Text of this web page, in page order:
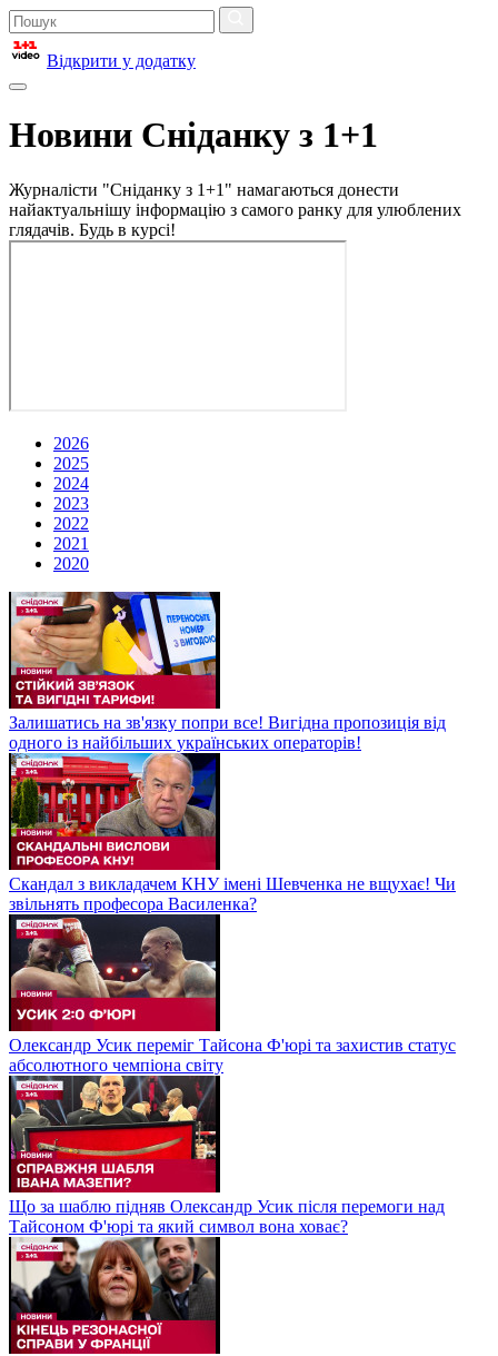
Відкрити у додатку
Новини Сніданку з 1+1
Журналісти "Сніданку з 1+1" намагаються донести
найактуальнішу інформацію з самого ранку для улюблених
глядачів. Будь в курсі!
2026
2025
2024
2023
2022
2021
2020
Залишатись на зв'язку попри все! Вигідна пропозиція від
одного із найбільших українських операторів!
Скандал з викладачем КНУ імені Шевченка не вщухає! Чи
звільнять професора Василенка?
Олександр Усик переміг Тайсона Ф'юрі та захистив статус
абсолютного чемпіона світу
Що за шаблю підняв Олександр Усик після перемоги над
Тайсоном Ф'юрі та який символ вона ховає?